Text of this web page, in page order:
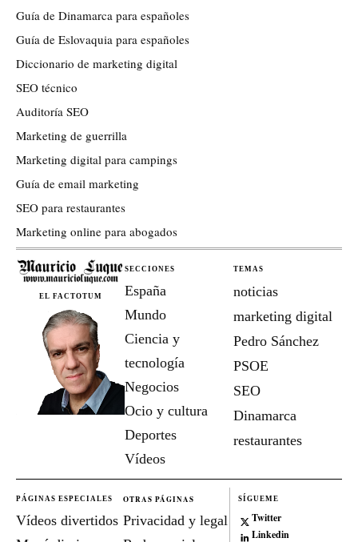
Guía de Dinamarca para españoles
Guía de Eslovaquia para españoles
Diccionario de marketing digital
SEO técnico
Auditoría SEO
Marketing de guerrilla
Marketing digital para campings
Guía de email marketing
SEO para restaurantes
Marketing online para abogados
EL FACTOTUM
SECCIONES
España
Mundo
Ciencia y
tecnología
Negocios
Ocio y cultura
Deportes
Vídeos
TEMAS
noticias
marketing digital
Pedro Sánchez
PSOE
SEO
Dinamarca
restaurantes
PÁGINAS ESPECIALES
Vídeos divertidos
OTRAS PÁGINAS
Privacidad y legal
SÍGUEME
Twitter
Linkedin